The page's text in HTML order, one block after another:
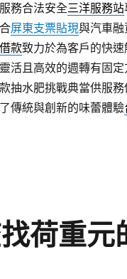
務合法安全三洋服務站
屏東支票貼現與汽車
款致力於為客戶的快
活且高效的週轉有固
抽水肥挑戰典當供服
傳統與創新的味蕾體驗
荷重元